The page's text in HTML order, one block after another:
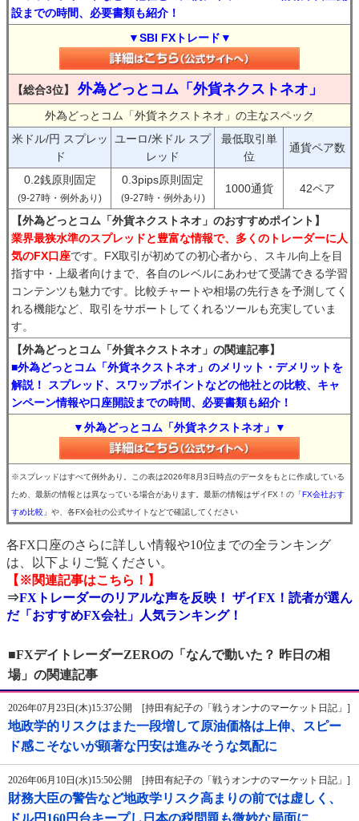
設までの時間、必要書類も紹介！
▼SBI FXトレード▼
【総合3位】 外為どっとコム「外貨ネクストネオ」
外為どっとコム「外貨ネクストネオ」の主なスペック
米ドル/円 スプレッ
ド
ユーロ/米ドル スプ
レッド
最低取引単
位
通貨ペア数
0.2銭原則固定
(9-27時・例外あり)
0.3pips原則固定
(9-27時・例外あり)
1000通貨 42ペア
【外為どっとコム「外貨ネクストネオ」のおすすめポイント】
業界最狭水準のスプレッドと豊富な情報で、多くのトレーダーに人
気のFX口座です。FX取引が初めての初心者から、スキル向上を目
指す中・上級者向けまで、各自のレベルにあわせて受講できる学習
コンテンツも魅力です。比較チャートや相場の先行きを予測してく
れる機能など、取引をサポートしてくれるツールも充実していま
す。
【外為どっとコム「外貨ネクストネオ」の関連記事】
■外為どっとコム「外貨ネクストネオ」のメリット・デメリットを
解説！ スプレッド、スワップポイントなどの他社との比較、キャ
ンペーン情報や口座開設までの時間、必要書類も紹介！
▼外為どっとコム「外貨ネクストネオ」▼
※スプレッドはすべて例外あり。この表は2026年8月3日時点のデータをもとに作成している
ため、最新の情報とは異なっている場合があります。最新の情報はザイFX！の 「FX会社おす
すめ比較」 や、各FX会社の公式サイトなどで確認してください
各FX口座のさらに詳しい情報や10位までの全ランキング
は、以下よりご覧ください。
【※関連記事はこちら！】
⇒FXトレーダーのリアルな声を反映！ ザイFX！読者が選ん
だ「おすすめFX会社」人気ランキング！
■FXデイトレーダーZEROの「なんで動いた？ 昨日の相
場」の関連記事
2026年07月23日(木)15:37公開 [持田有紀子の「戦うオンナのマーケット日記」]
地政学的リスクはまた一段増して原油価格は上伸、スピー
ド感こそないが顕著な円安は進みそうな気配に
2026年06月10日(水)15:50公開 [持田有紀子の「戦うオンナのマーケット日記」]
財務大臣の警告など地政学リスク高まりの前では虚しく、
ドル円160円台キープし日本の税問題も微妙な局面に